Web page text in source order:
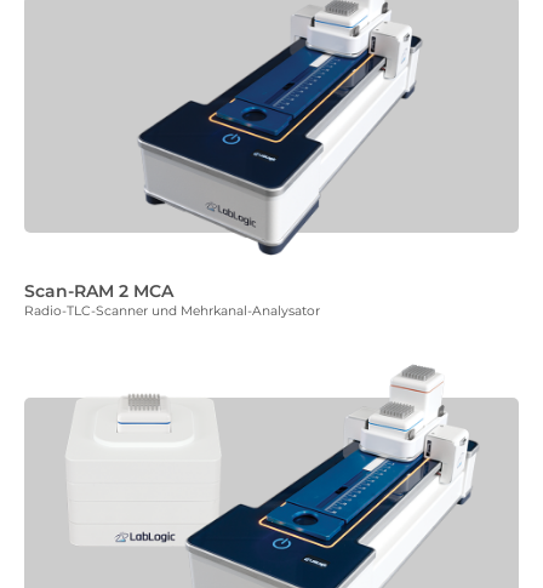
Scan-RAM 2 MCA
Radio-TLC-Scanner und Mehrkanal-Analysator